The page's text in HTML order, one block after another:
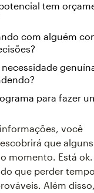
tem
com alguém
necessidade
para fazer
você
que
momento. Está
que perder
Além